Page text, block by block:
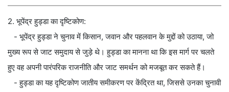
2. भूपेंद्र हुड्डा का दृष्टिकोण:
- भूपेंद्र हुड्डा ने चुनाव में किसान, जवान और पहलवान के मुद्दों को उठाया, जो
मुख्य रूप से जाट समुदाय से जुड़े थे। हुड्डा का मानना था कि इस मार्ग पर चलते
हुए वह अपनी पारंपरिक राजनीति और जाट समर्थन को मजबूत कर सकते हैं।
- हुड्डा का यह दृष्टिकोण जातीय समीकरण पर केंद्रित था, जिससे उनका चुनावी